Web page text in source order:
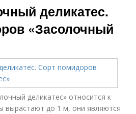
деликатес.
«Засолочный
деликатес» относится к
вырастают до 1 м, они являются